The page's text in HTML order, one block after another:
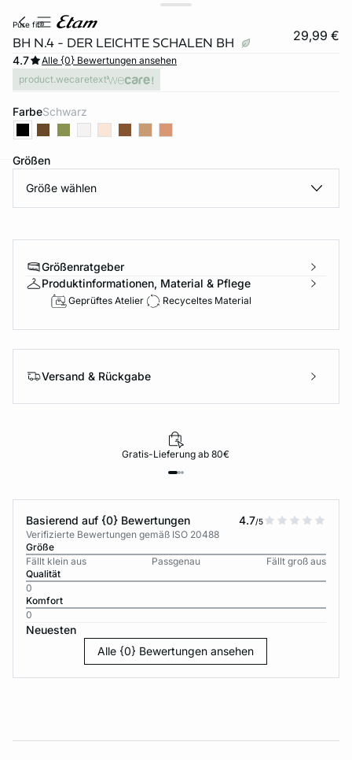
pure fit®
BH N.4 - DER LEICHTE SCHALEN BH 29,99 €
4.7
Alle {0} Bewertungen ansehen
product.wecaretext
Farbe schwarz
Größen
Größe wählen
Größenratgeber
Produktinformationen, Material & Pflege
Geprüftes Atelier Recyceltes Material
Versand & Rückgabe
Gratis-Lieferung ab 80€
Basierend auf {0} Bewertungen 4.7/5
Verifizierte Bewertungen gemäß ISO 20488
Größe
Fällt klein aus
Passgenau
Fällt groß aus
Qualität
0
Komfort
0
Neuesten
Alle {0} Bewertungen ansehen